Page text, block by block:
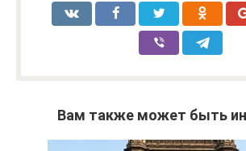
Вам также может быть